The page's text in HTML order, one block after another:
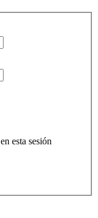
esta sesión